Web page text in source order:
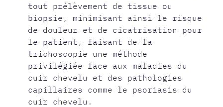
tout prélèvement de tissue ou
biopsie, minimisant ainsi le risque
de douleur et de cicatrisation pour
le patient, faisant de la
trichoscopie une méthode
privilégiée face aux maladies du
cuir chevelu et des pathologies
capillaires comme le psoriasis du
cuir chevelu.